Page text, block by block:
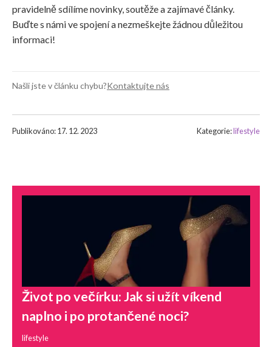
pravidelně sdílíme novinky, soutěže a zajímavé články.
Buďte s námi ve spojení a nezmeškejte žádnou důležitou
informaci!
Našli jste v článku chybu?Kontaktujte nás
Publikováno: 17. 12. 2023 Kategorie:lifestyle
Život po večírku: Jak si užít víkend
naplno i po protančené noci?
lifestyle